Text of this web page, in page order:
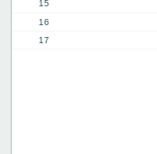
15
16
17